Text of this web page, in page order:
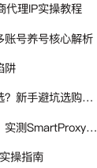
代理IP实操教程
账号养号核心解析
阱
海外美国住宅代理IP怎么选？新手避坑选购指南
海外住宅IP常见问题解答：实测SmartProxy使用经验分享
操指南